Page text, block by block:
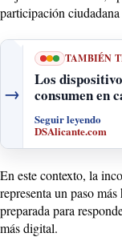
participación
→
TAMBIÉN
Los
consumen en
Seguir leyendo
DSAlicante.com
En este contexto, la
representa un paso
preparada para
más digital.